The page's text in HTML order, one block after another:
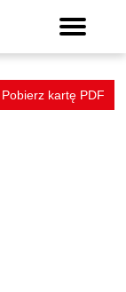
Pobierz kartę PDF